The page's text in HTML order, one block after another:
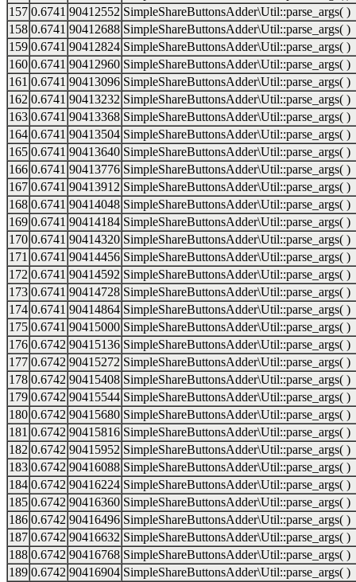
157 0.6741 90412552 SimpleShareButtonsAdder\Util::parse_args( )
158 0.6741 90412688 SimpleShareButtonsAdder\Util::parse_args( )
159 0.6741 90412824 SimpleShareButtonsAdder\Util::parse_args( )
160 0.6741 90412960 SimpleShareButtonsAdder\Util::parse_args( )
161 0.6741 90413096 SimpleShareButtonsAdder\Util::parse_args( )
162 0.6741 90413232 SimpleShareButtonsAdder\Util::parse_args( )
163 0.6741 90413368 SimpleShareButtonsAdder\Util::parse_args( )
164 0.6741 90413504 SimpleShareButtonsAdder\Util::parse_args( )
165 0.6741 90413640 SimpleShareButtonsAdder\Util::parse_args( )
166 0.6741 90413776 SimpleShareButtonsAdder\Util::parse_args( )
167 0.6741 90413912 SimpleShareButtonsAdder\Util::parse_args( )
168 0.6741 90414048 SimpleShareButtonsAdder\Util::parse_args( )
169 0.6741 90414184 SimpleShareButtonsAdder\Util::parse_args( )
170 0.6741 90414320 SimpleShareButtonsAdder\Util::parse_args( )
171 0.6741 90414456 SimpleShareButtonsAdder\Util::parse_args( )
172 0.6741 90414592 SimpleShareButtonsAdder\Util::parse_args( )
173 0.6741 90414728 SimpleShareButtonsAdder\Util::parse_args( )
174 0.6741 90414864 SimpleShareButtonsAdder\Util::parse_args( )
175 0.6741 90415000 SimpleShareButtonsAdder\Util::parse_args( )
176 0.6742 90415136 SimpleShareButtonsAdder\Util::parse_args( )
177 0.6742 90415272 SimpleShareButtonsAdder\Util::parse_args( )
178 0.6742 90415408 SimpleShareButtonsAdder\Util::parse_args( )
179 0.6742 90415544 SimpleShareButtonsAdder\Util::parse_args( )
180 0.6742 90415680 SimpleShareButtonsAdder\Util::parse_args( )
181 0.6742 90415816 SimpleShareButtonsAdder\Util::parse_args( )
182 0.6742 90415952 SimpleShareButtonsAdder\Util::parse_args( )
183 0.6742 90416088 SimpleShareButtonsAdder\Util::parse_args( )
184 0.6742 90416224 SimpleShareButtonsAdder\Util::parse_args( )
185 0.6742 90416360 SimpleShareButtonsAdder\Util::parse_args( )
186 0.6742 90416496 SimpleShareButtonsAdder\Util::parse_args( )
187 0.6742 90416632 SimpleShareButtonsAdder\Util::parse_args( )
188 0.6742 90416768 SimpleShareButtonsAdder\Util::parse_args( )
189 0.6742 90416904 SimpleShareButtonsAdder\Util::parse_args( )